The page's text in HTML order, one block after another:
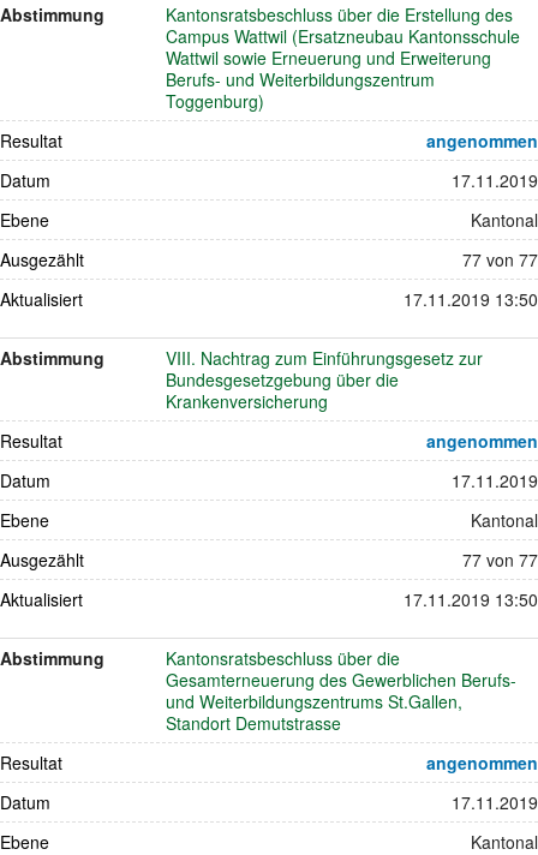
Abstimmung
Kantonsratsbeschluss über die Erstellung des
Campus Wattwil (Ersatzneubau Kantonsschule
Wattwil sowie Erneuerung und Erweiterung
Berufs- und Weiterbildungszentrum
Toggenburg)
Resultat
angenommen
Datum
17.11.2019
Ebene
Kantonal
Ausgezählt
77 von 77
Aktualisiert
17.11.2019 13:50
Abstimmung
VIII. Nachtrag zum Einführungsgesetz zur
Bundesgesetzgebung über die
Krankenversicherung
Resultat
angenommen
Datum
17.11.2019
Ebene
Kantonal
Ausgezählt
77 von 77
Aktualisiert
17.11.2019 13:50
Abstimmung
Kantonsratsbeschluss über die
Gesamterneuerung des Gewerblichen Berufs-
und Weiterbildungszentrums St.Gallen,
Standort Demutstrasse
Resultat
angenommen
Datum
17.11.2019
Ebene
Kantonal